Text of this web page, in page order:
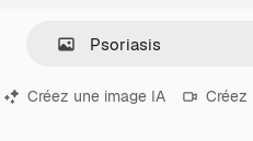
Créez une image IA Créez